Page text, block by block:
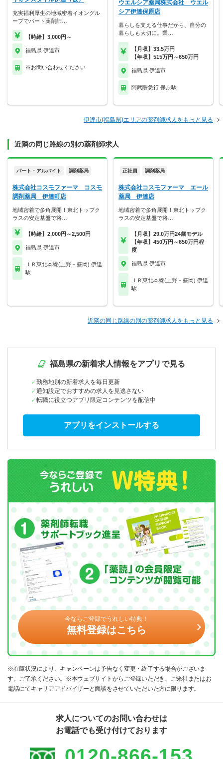
充実福利厚生の地域密着イオングル
ープでパート薬剤師…
【時給】3,000円～
福島県 伊達市
※お問い合わせください
ウエルシア薬局株式会社 ウエル
シア伊達保原店
暮らしを支える仕事だから、自分の
暮らしも大切に。業…
【月収】33.5万円
【年収】515万円～650万円
福島県 伊達市
阿武隈急行 保原駅
伊達市(福島県)エリアの薬剤師求人をもっと見る
近隣の同じ路線の別の薬剤師求人
パート・アルバイト 調剤薬局
株式会社コスモファーマ コスモ
調剤薬局 伊達町店
地域密着で多角展開！東北トップク
ラスの安定基盤で将…
【時給】2,000円～2,500円
福島県 伊達市
ＪＲ東北本線(上野－盛岡) 伊達
駅
正社員 調剤薬局
株式会社コスモファーマ エール
薬局 伊達店
地域密着で多角展開！東北トップク
ラスの安定基盤で将…
【月収】29.0万円24歳モデル
【年収】450万円～650万円程
度
福島県 伊達市
ＪＲ東北本線(上野－盛岡) 伊達
駅
近隣の同じ路線の別の薬剤師求人をもっと見る
福島県の新着求人情報をアプリで見る
勤務地別の新着求人を毎日更新
通知設定でおすすめの求人を見逃さない
転職に役立つアプリ限定コンテンツを配信中
アプリをインストールする
今ならご登録でうれしい特典！
無料登録はこちら
※在庫状況により、キャンペーンは予告なく変更・終了する場合がございま
す。ご了承ください。※本ウェブサイトからご登録いただき、ご来社またはお
電話にてキャリアアドバイザーと面談をさせていただいた方に限ります。
求人についてのお問い合わせは
お電話でも受け付けております